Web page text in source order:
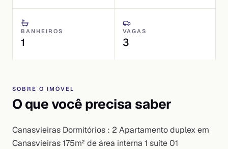
BANHEIROS
1
VAGAS
3
SOBRE O IMÓVEL
O que você precisa saber
Canasvieiras Dormitórios : 2 Apartamento duplex em
Canasvieiras 175m² de área interna 1 suíte 01